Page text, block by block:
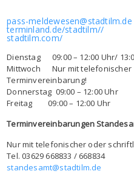
pass-meldewesen@stadtilm.de
terminland.de/stadtilm//
stadtilm.com/
Dienstag 09:00 – 12:00 Uhr/
Mittwoch Nur mit telefonischer
Terminvereinbarung!
Donnerstag 09:00 – 12:00 Uhr
Freitag 09:00 – 12:00 Uhr
Terminvereinbarungen
Nur mit telefonischer oder
Tel. 03629 668833 / 668834
standesamt@stadtilm.de